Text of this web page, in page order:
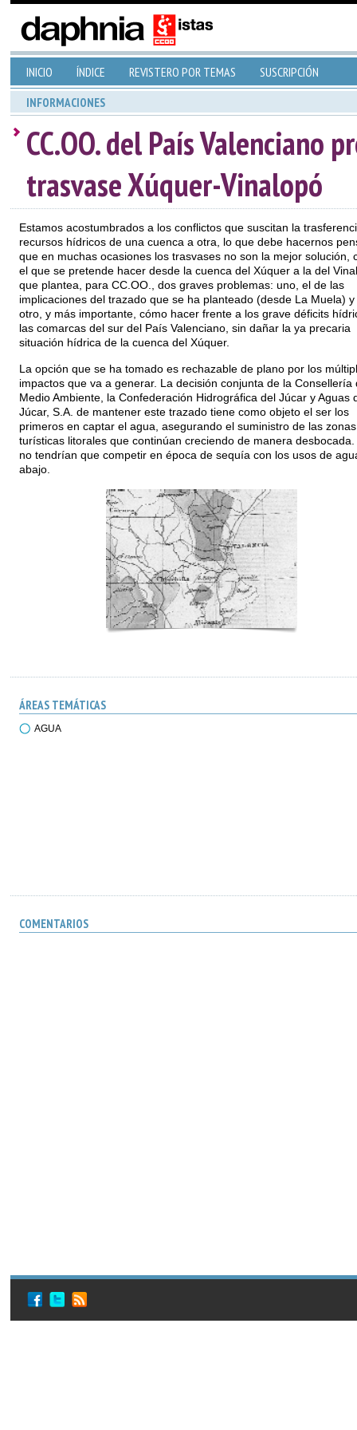
INICIO ÍNDICE REVISTERO POR TEMAS SUSCRIPCIÓN
INFORMACIONES
CC.OO. del País Valenciano
trasvase Xúquer-Vinalopó
Estamos acostumbrados a los conflictos que suscitan la
recursos hídricos de una cuenca a otra, lo que debe hacernos
que en muchas ocasiones los trasvases no son la mejor solución,
el que se pretende hacer desde la cuenca del Xúquer a la del
que plantea, para CC.OO., dos graves problemas: uno, el de las
implicaciones del trazado que se ha planteado (desde La Muela) y
otro, y más importante, cómo hacer frente a los grave déficits
las comarcas del sur del País Valenciano, sin dañar la ya precaria
situación hídrica de la cuenca del Xúquer.
La opción que se ha tomado es rechazable de plano por los
impactos que va a generar. La decisión conjunta de la Consellería
Medio Ambiente, la Confederación Hidrográfica del Júcar y Aguas
Júcar, S.A. de mantener este trazado tiene como objeto el ser los
primeros en captar el agua, asegurando el suministro de las zonas
turísticas litorales que continúan creciendo de manera desbocada.
no tendrían que competir en época de sequía con los usos de
abajo.
ÁREAS TEMÁTICAS
AGUA
COMENTARIOS